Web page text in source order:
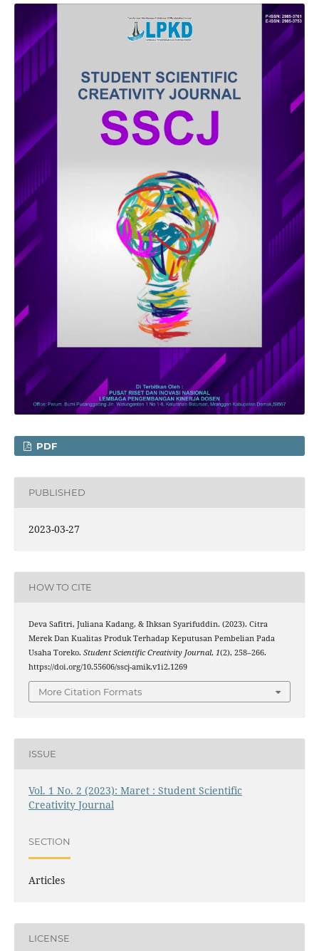
PDF
PUBLISHED
2023-03-27
HOW TO CITE
Deva Safitri, Juliana Kadang, & Ihksan Syarifuddin. (2023). Citra
Merek Dan Kualitas Produk Terhadap Keputusan Pembelian Pada
Usaha Toreko. Student Scientific Creativity Journal, 1(2), 258–266.
https://doi.org/10.55606/sscj-amik.v1i2.1269
More Citation Formats
ISSUE
Vol. 1 No. 2 (2023): Maret : Student Scientific
Creativity Journal
SECTION
Articles
LICENSE